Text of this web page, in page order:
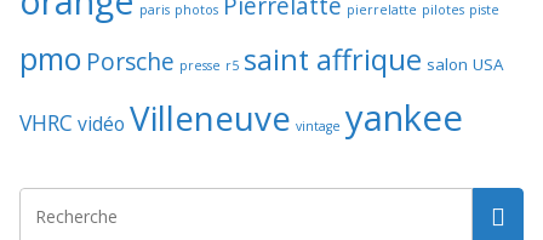
paris photos pierrelatte pilotes piste
pmo Porsche presse r5 saint affrique salon USA
VHRC vidéo Villeneuve vintage yankee